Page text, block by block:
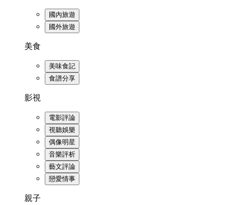
國內旅遊
國外旅遊
美食
美味食記
食譜分享
影視
電影評論
視聽娛樂
偶像明星
音樂評析
藝文評論
戀愛情事
親子